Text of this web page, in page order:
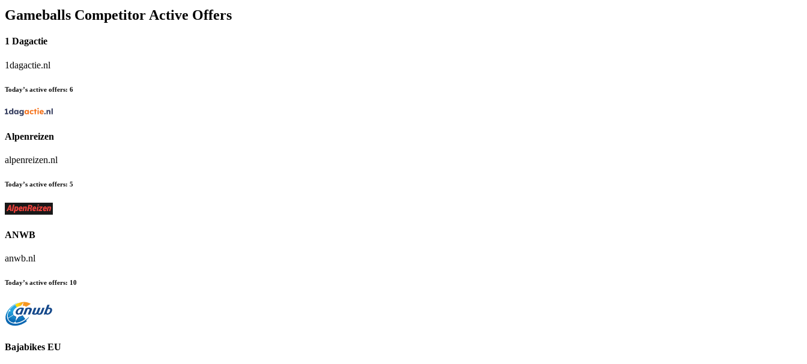
Gameballs Competitor Active Offers
1 Dagactie
1dagactie.nl
Today’s active offers: 6
Alpenreizen
alpenreizen.nl
Today’s active offers: 5
ANWB
anwb.nl
Today’s active offers: 10
Bajabikes EU